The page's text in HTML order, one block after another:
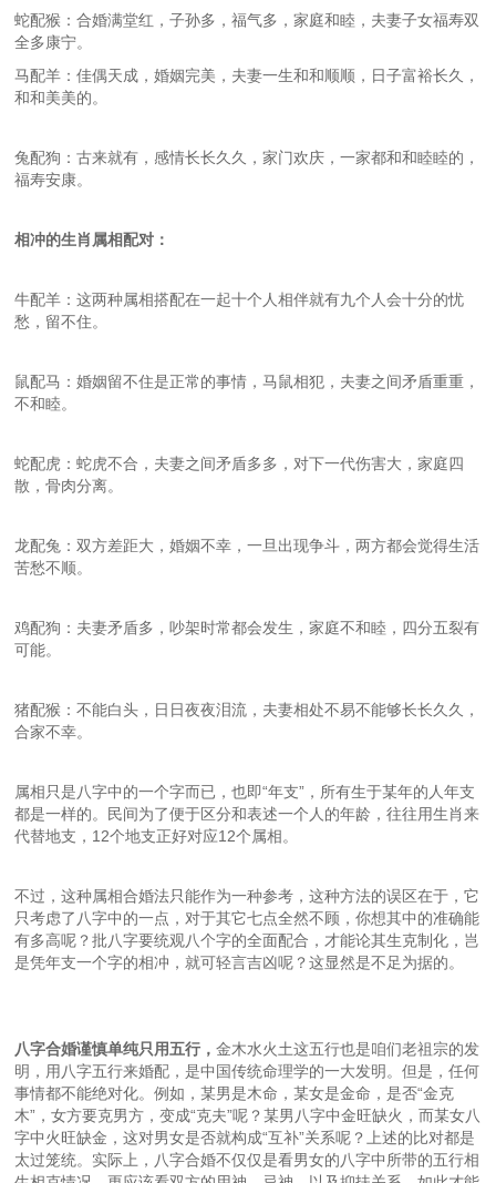
蛇配猴：合婚满堂红，子孙多，福气多，家庭和睦，夫妻子女福寿双
全多康宁。
马配羊：佳偶天成，婚姻完美，夫妻一生和和顺顺，日子富裕长久，
和和美美的。
兔配狗：古来就有，感情长长久久，家门欢庆，一家都和和睦睦的，
福寿安康。
相冲的生肖 属相配对：
牛配羊：这两种属相搭配在一起十个人相伴就有九个人会十分的忧
愁，留不住。
鼠配马：婚姻留不住是正常的事情，马鼠相犯，夫妻之间矛盾重重，
不和睦。
蛇配虎：蛇虎不合，夫妻之间矛盾多多，对下一代伤害大，家庭四
散，骨肉分离。
龙配兔：双方差距大，婚姻不幸，一旦出现争斗，两方都会觉得生活
苦愁不顺。
鸡配狗：夫妻矛盾多，吵架时常都会发生，家庭不和睦，四分五裂有
可能。
猪配猴：不能白头，日日夜夜泪流，夫妻相处不易不能够长长久久，
合家不幸。
属相只是八字中的一个字而已，也即“年支”，所有生于某年的人年支
都是一样的。民间为了便于区分和表述一个人的年龄，往往用生肖来
代替地支，12个地支正好对应12个属相。
不过，这种属相合婚法只能作为一种参考，这种方法的误区在于，它
只考虑了八字中的一点，对于其它七点全然不顾，你想其中的准确能
有多高呢？批八字要统观八个字的全面配合，才能论其生克制化，岂
是凭年支一个字的相冲，就可轻言吉凶呢？这显然是不足为据的。
八字合婚谨慎单纯只用五行 ，金木水火土这五行也是咱们老祖宗的发
明，用八字五行来婚配，是中国传统命理学的一大发明。但是，任何
事情都不能绝对化。例如，某男是木命，某女是金命，是否“金克
木”，女方要克男方，变成“克夫”呢？某男八字中金旺缺火，而某女八
字中火旺缺金，这对男女是否就构成“互补”关系呢？上述的比对都是
太过笼统。实际上，八字合婚不仅仅是看男女的八字中所带的五行相